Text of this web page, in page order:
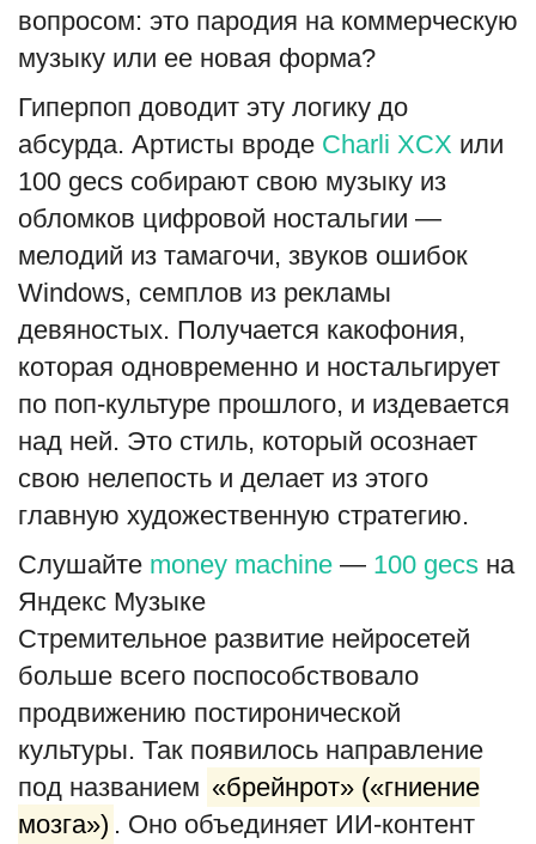
вопросом: это пародия на коммерческую
музыку или ее новая форма?
Гиперпоп доводит эту логику до
абсурда. Артисты вроде Charli XCX или
100 gecs собирают свою музыку из
обломков цифровой ностальгии —
мелодий из тамагочи, звуков ошибок
Windows, семплов из рекламы
девяностых. Получается какофония,
которая одновременно и ностальгирует
по поп-культуре прошлого, и издевается
над ней. Это стиль, который осознает
свою нелепость и делает из этого
главную художественную стратегию.
Слушайте money machine — 100 gecs на
Яндекс Музыке
Стремительное развитие нейросетей
больше всего поспособствовало
продвижению постиронической
культуры. Так появилось направление
под названием «брейнрот» («гниение
мозга») . Оно объединяет ИИ-контент